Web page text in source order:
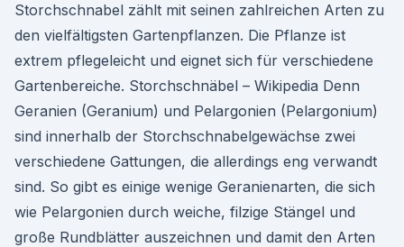
Storchschnabel zählt mit seinen zahlreichen Arten zu
den vielfältigsten Gartenpflanzen. Die Pflanze ist
extrem pflegeleicht und eignet sich für verschiedene
Gartenbereiche. Storchschnäbel – Wikipedia Denn
Geranien (Geranium) und Pelargonien (Pelargonium)
sind innerhalb der Storchschnabelgewächse zwei
verschiedene Gattungen, die allerdings eng verwandt
sind. So gibt es einige wenige Geranienarten, die sich
wie Pelargonien durch weiche, filzige Stängel und
große Rundblätter auszeichnen und damit den Arten